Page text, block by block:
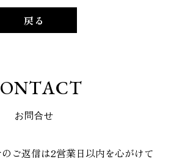
戻る
ONTACT
お問合せ
ご返信は2営業日以内を心がけて